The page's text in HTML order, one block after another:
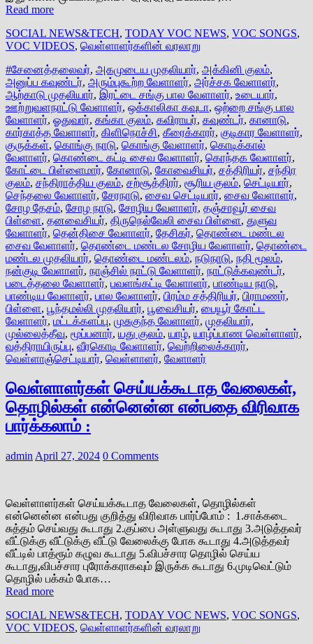
Read more
SOCIAL NEWS&TECH, TODAY VOC NEWS, VOC SONGS,
VOC VIDEOS, வெள்ளாளர்களின் வரலாறு
#சேனைத்தலைவர், அகமுடைய முதலியார், அக்கினி குலம்,
அனுப்ப கவுண்டர், அரும்புகூற்ற வேளாளர், அர்ச்சக வேளாளர்,
ஆற்காடு முதலியார், இரட்டை சங்கு பால வேளாளர், உடையார்,
ஊற்றுவளநாட்டு வேளாளர், ஒக்காலிகா கவுடா, ஒற்றை சங்கு பால
வேளாளர், ஓதுவார், கங்கா குலம், கவிராயர், கவுண்டர், கானாடு,
கார்காத்த வேளாளர், கிளிநொச்சி, கீரைக்காரர், குடிகார வேளாளர்,
குருக்கள், கொங்கு நாடு, கொங்கு வேளாளர், கொடிக்கால்
வேளாளர், கொண்டை கட்டி சைவ வேளாளர், கொந்தக வேளாளர்,
கோட்டை பிள்ளைமார், கோனாடு, கோவைசியர், சத்திரியர், சந்திர
குலம், சந்திராத்திய குலம், சற்சூத்திரர், சூரிய குலம், செட்டியார்,
செந்தலை வேளாளர், சேரநாடு, சைவ செட்டியார், சைவ வேளாளர்,
சோழ தேசம், சோழ நாடு, சோழிய வேளாளர், தஞ்சாவூர் சைவ
பிள்ளை, தனவைசியர், திருநெல்வேலி சைவ பிள்ளை, துளுவ
வேளாளர், தென்திசை வேளாளர், தேசிகர், தொண்டை மண்டல
சைவ வேளாளர், தொண்டை மண்டல சோழிய வேளாளர், தொண்டை
மண்டல முதலியார், தொண்டை மண்டலம், நடுநாடு, நதி மூலம்,
நன்குடி வேளாளர், நாஞ்சில் நாட்டு வேளாளர், நாட்டுக்கவுண்டர்,
படைத்தலை வேளாளர், பவளங்கட்டி வேளாளர், பாண்டிய நாடு,
பாண்டிய வேளாளர், பால வேளாளர், பிரம்ம சத்திரியர், பிராமணர்,
பிள்ளை, பூந்தமல்லி முதலியார், பூவைசியர், பையூர் கோட்ட
வேளாளர், மட்டக்களப்பு, முசுகுந்த வேளாளர், முதலியார்,
முல்லைத்தீவு, மூப்பனார், யது குலம், யாழ், யாழ்ப்பாண வெள்ளாளர்,
வத்திராயிருப்பு, வீரகொடி வேளாளர், வெற்றிலைக்காரர்,
வெள்ளாஞ்செட்டியார், வெள்ளாளர், வேளாளர்
வெள்ளாளர்கள் செய்யக்கூடாத வேலைகள்,
தொழில்கள் என்னென்ன என்பதை விரிவாக
பார்க்கலாம் :
admin April 27, 2024 0 Comments
வெள்ளாளர்கள் செய்யக்கூடாத வேலைகள், தொழில்கள்
என்னென்ன என்பது குறித்து விரிவாக பார்ப்போம் : 1.சாக்கடை
சுத்தம் செய்வது கூடாது 2.குப்பை அள்ளுவது கூடாது 3.அடுத்தவர்
வீட்டுக்கு வீட்டுக்கு வீட்டு வேலைக்கு போக கூடாது 4.அடுத்தவர்
வீட்டில் பாத்ரூம் கழுவ கூடாது 5.விபச்சார தொழில் செய்ய
கூடாது,விபச்சார புரோக்கராகவும் இருக்க கூடாது 6.முடிவெட்டும்
தொழில் பக்கம் போக…
Read more
SOCIAL NEWS&TECH, TODAY VOC NEWS, VOC SONGS,
VOC VIDEOS, வெள்ளாளர்களின் வரலாறு